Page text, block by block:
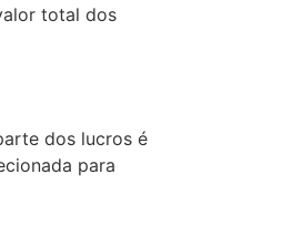
total dos
dos lucros é
para